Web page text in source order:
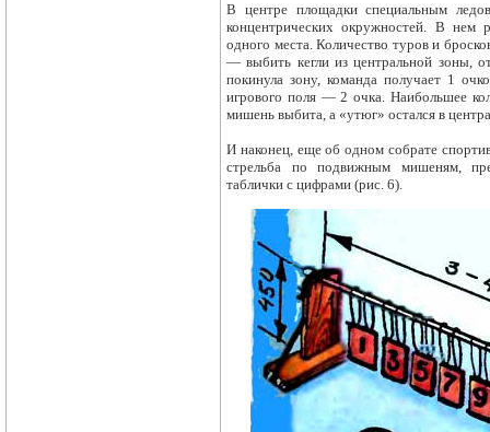
В центре площадки специальным
концентрических окружностей. В нем
одного места. Количество туров и
— выбить кегли из центральной зоны,
покинула зону, команда получает 1
игрового поля — 2 очка. Наибольшее
мишень выбита, а «утюг» остался в
И наконец, еще об одном собрате
стрельба по подвижным мишеням,
таблички с цифрами (рис. 6).